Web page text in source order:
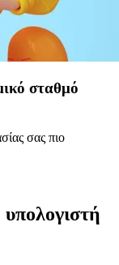
σταθμό
σας πιο